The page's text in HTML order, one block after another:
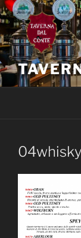
Salta
al
contenuto
04whisky